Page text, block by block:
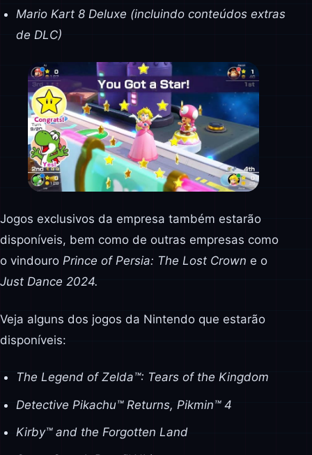
Mario Kart 8 Deluxe (incluindo conteúdos extras
de DLC)
Jogos exclusivos da empresa também estarão
disponíveis, bem como de outras empresas como
o vindouro Prince of Persia: The Lost Crown e o
Just Dance 2024.
Veja alguns dos jogos da Nintendo que estarão
disponíveis:
The Legend of Zelda™: Tears of the Kingdom
Detective Pikachu™ Returns, Pikmin™ 4
Kirby™ and the Forgotten Land